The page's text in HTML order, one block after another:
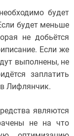
будет
будет меньше
не добьётся
Если же
выполнены, не
заплатить
Лифлянчик.
являются
не на что